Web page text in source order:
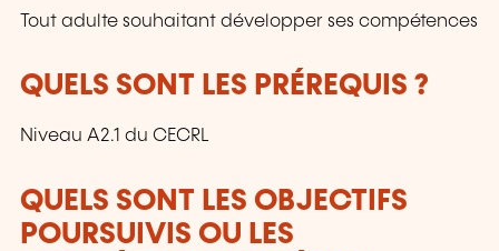
Tout adulte souhaitant développer ses compétences
QUELS SONT LES PRÉREQUIS ?
Niveau A2.1 du CECRL
QUELS SONT LES OBJECTIFS
POURSUIVIS OU LES